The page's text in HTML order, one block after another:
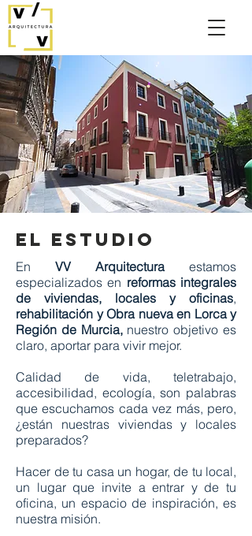
el estudio
En VV Arquitecturaestamos
especializados en reformas integrales
de viviendas, locales y oficinas,
rehabilitación y Obra nueva en Lorca y
Región de Murcia, nuestro objetivo es
claro, aportar para vivir mejor.
Calidad de vida, teletrabajo,
accesibilidad, ecología, son palabras
que escuchamos cada vez más, pero,
¿están nuestras viviendas y locales
preparados?
Hacer de tu casa un hogar, de tu local,
un lugar que invite a entrar y de tu
oficina, un espacio de inspiración, es
nuestra misión.